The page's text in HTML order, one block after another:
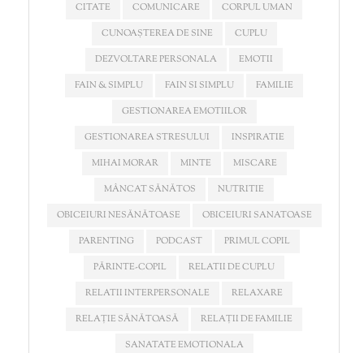
CITATE
COMUNICARE
CORPUL UMAN
CUNOAȘTEREA DE SINE
CUPLU
DEZVOLTARE PERSONALA
EMOTII
FAIN & SIMPLU
FAIN SI SIMPLU
FAMILIE
GESTIONAREA EMOTIILOR
GESTIONAREA STRESULUI
INSPIRATIE
MIHAI MORAR
MINTE
MISCARE
MÂNCAT SĂNĂTOS
NUTRITIE
OBICEIURI NESĂNĂTOASE
OBICEIURI SANATOASE
PARENTING
PODCAST
PRIMUL COPIL
PĂRINTE-COPIL
RELATII DE CUPLU
RELATII INTERPERSONALE
RELAXARE
RELAȚIE SĂNĂTOASĂ
RELAȚII DE FAMILIE
SANATATE EMOTIONALA